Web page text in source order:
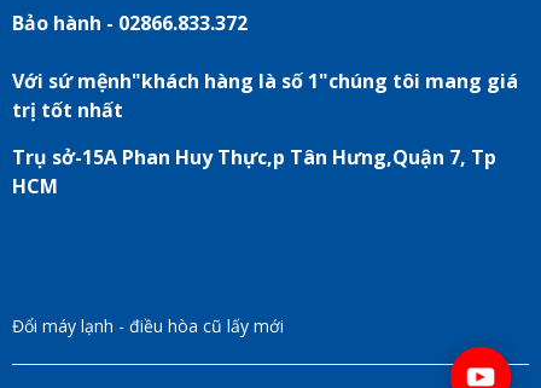
Bảo hành - 02866.833.372
Với sứ mệnh"khách hàng là số 1"chúng tôi mang giá
trị tốt nhất
Trụ sở-15A Phan Huy Thực,p Tân Hưng,Quận 7, Tp
HCM
Đổi máy lạnh - điều hòa cũ lấy mới